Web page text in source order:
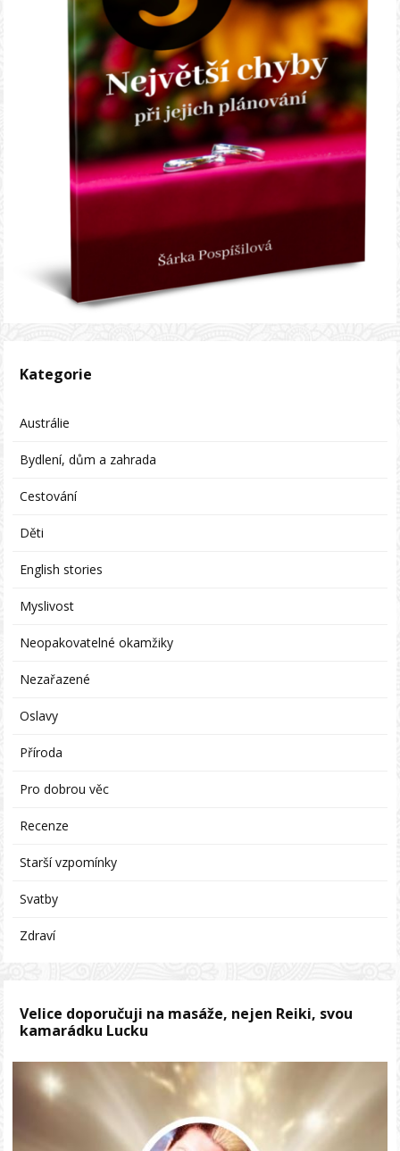
Kategorie
Austrálie
Bydlení, dům a zahrada
Cestování
Děti
English stories
Myslivost
Neopakovatelné okamžiky
Nezařazené
Oslavy
Příroda
Pro dobrou věc
Recenze
Starší vzpomínky
Svatby
Zdraví
Velice doporučuji na masáže, nejen Reiki, svou
kamarádku Lucku